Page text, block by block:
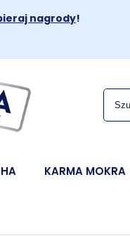
nagrody!
KARMA MOKRA